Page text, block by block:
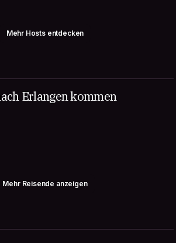
Mehr Hosts entdecken
Erlangen kommen
Mehr Reisende anzeigen